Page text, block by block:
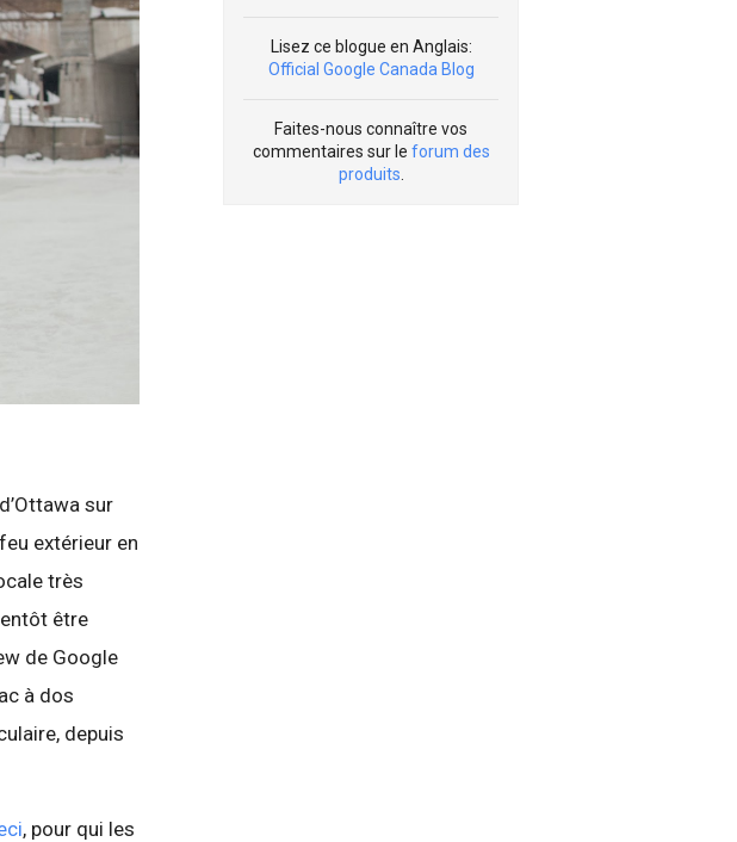
sur
extérieur en
très
être
de Google
à dos
depuis
, pour qui les
Lisez ce blogue en Anglais:
Official Google Canada Blog
Faites-nous connaître vos
commentaires sur le forum des
produits